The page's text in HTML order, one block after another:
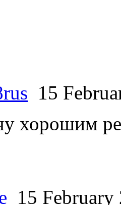
15
хорошим
15